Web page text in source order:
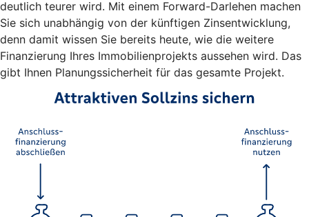
deutlich teurer wird. Mit einem Forward-Darlehen machen
Sie sich unabhängig von der künftigen Zinsentwicklung,
denn damit wissen Sie bereits heute, wie die weitere
Finanzierung Ihres Immobilienprojekts aussehen wird. Das
gibt Ihnen Planungssicherheit für das gesamte Projekt.